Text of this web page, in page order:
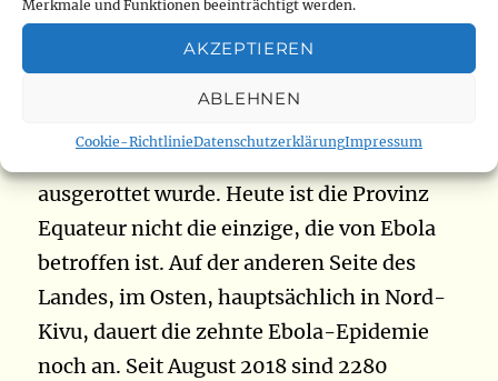
Merkmale und Funktionen beeinträchtigt werden.
AKZEPTIEREN
ABLEHNEN
Cookie-RichtlinieDatenschutzerklärungImpressum
in der gleichen Nachbarschaft“, sagte der
Gesundheitsminister. Dies ist nicht die
erste Epidemie in der Provinz. Zwischen
ausgerottet wurde. Heute ist die Provinz
Equateur nicht die einzige, die von Ebola
betroffen ist. Auf der anderen Seite des
Landes, im Osten, hauptsächlich in Nord-
Kivu, dauert die zehnte Ebola-Epidemie
noch an. Seit August 2018 sind 2280